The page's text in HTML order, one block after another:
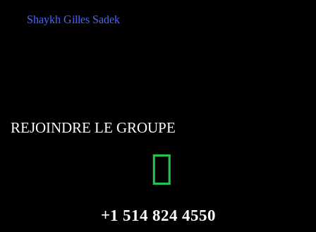
REJOINDRE LE GROUPE
+1 514 824 4550